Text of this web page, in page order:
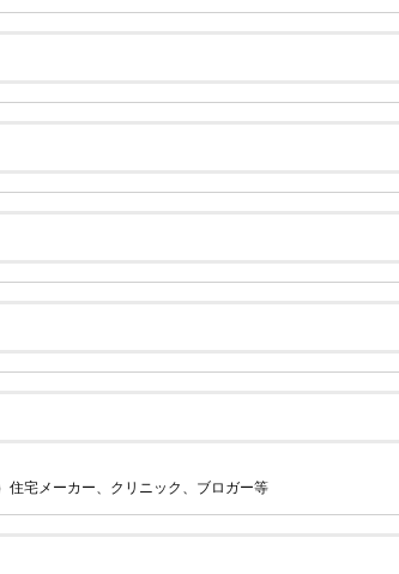
住宅メーカー、クリニック、ブロガー等